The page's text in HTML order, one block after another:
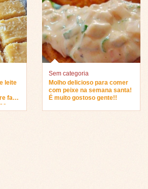
leite
faço
Sem categoria
Molho delicioso para comer
com peixe na semana santa!
É muito gostoso gente!!